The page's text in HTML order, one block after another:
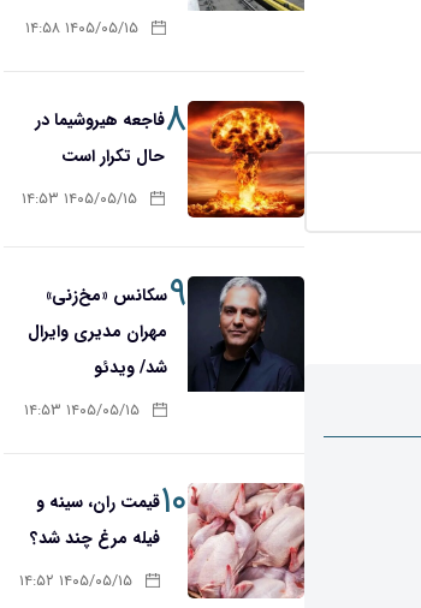
۱۴۰۵/۰۵/۱۵ ۱۴:۵۸
۸فاجعه هیروشیما در
حال تکرار است
۱۴۰۵/۰۵/۱۵ ۱۴:۵۳
۹سکانس «مخ‌زنی»
مهران مدیری وایرال
شد/ ویدئو
۱۴۰۵/۰۵/۱۵ ۱۴:۵۳
۱۰قیمت ران، سینه و
فیله مرغ چند شد؟
۱۴۰۵/۰۵/۱۵ ۱۴:۵۲